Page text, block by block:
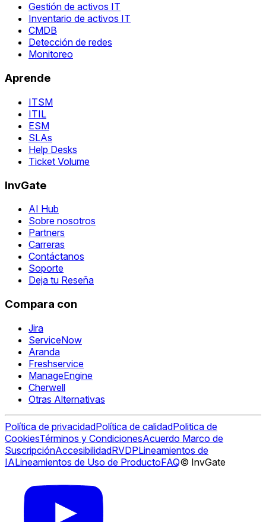
Gestión de activos IT
Inventario de activos IT
CMDB
Detección de redes
Monitoreo
Aprende
ITSM
ITIL
ESM
SLAs
Help Desks
Ticket Volume
InvGate
AI Hub
Sobre nosotros
Partners
Carreras
Contáctanos
Soporte
Deja tu Reseña
Compara con
Jira
ServiceNow
Aranda
Freshservice
ManageEngine
Cherwell
Otras Alternativas
Política de privacidadPolítica de calidadPolitica de
CookiesTérminos y CondicionesAcuerdo Marco de
SuscripciónAccesibilidadRVDPLineamientos de
IALineamientos de Uso de ProductoFAQ© InvGate